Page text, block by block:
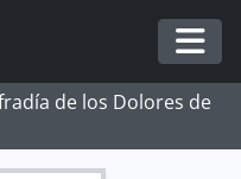
de los Dolores de